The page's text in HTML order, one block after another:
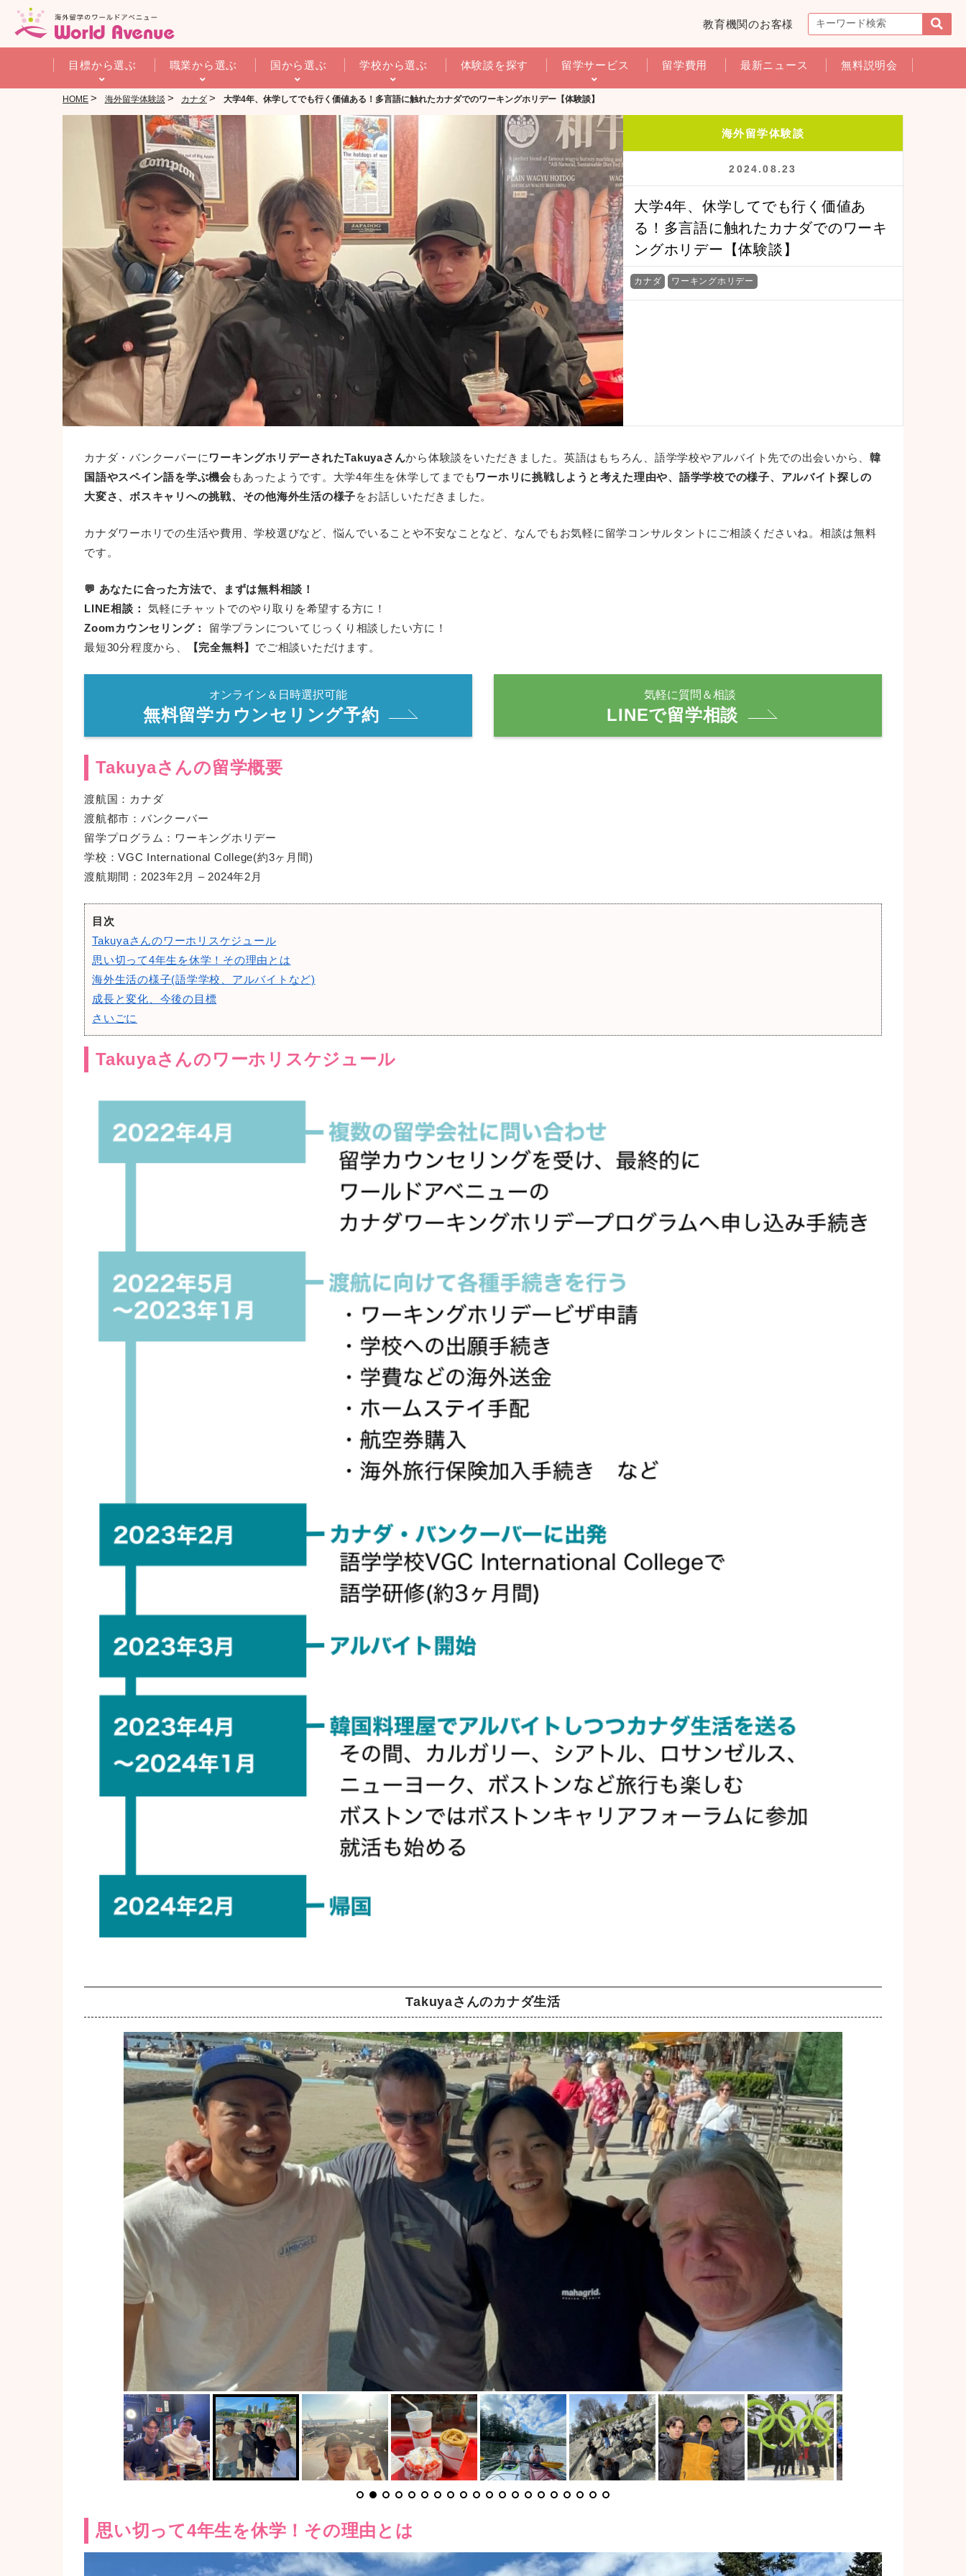
教育機関のお客様
目標から選ぶ 職業から選ぶ 国から選ぶ 学校から選ぶ 体験談を探す 留学サービス 留学費用 最新ニュース 無料説明会
HOME > 海外留学体験談 > カナダ > 大学4年、休学してでも行く価値ある！多言語に触れたカナダでのワーキングホリデー【体験談】
海外留学体験談
2024.08.23
大学4年、休学してでも行く価値あ
る！多言語に触れたカナダでのワーキ
ングホリデー【体験談】
カナダ ワーキングホリデー
カナダ・バンクーバーに ワーキングホリデーされたTakuyaさんから体験談をいただきました。英語はもちろん、語学学校やアルバイト先での出会いから、 韓
国語やスペイン語を学ぶ機会 もあったようです。大学4年生を休学してまでも ワーホリに挑戦しようと考えた理由や、語学学校での様子、アルバイト探しの
大変さ、ボスキャリへの挑戦、その他海外生活の様子をお話しいただきました。
カナダワーホリでの生活や費用、学校選びなど、悩んでいることや不安なことなど、なんでもお気軽に留学コンサルタントにご相談くださいね。相談は無料
です。
💬 あなたに合った方法で、まずは無料相談！
LINE相談：
気軽にチャットでのやり取りを希望する方に！
Zoomカウンセリング：
留学プランについてじっくり相談したい方に！
最短30分程度から、
【完全無料】 でご相談いただけます。
オンライン＆日時選択可能
無料留学カウンセリング予約
気軽に質問＆相談
LINEで留学相談
Takuyaさんの留学概要
渡航国：カナダ
渡航都市：バンクーバー
留学プログラム：ワーキングホリデー
学校：VGC International College(約3ヶ月間)
渡航期間：2023年2月 – 2024年2月
目次
Takuyaさんのワーホリスケジュール
思い切って4年生を休学！その理由とは
海外生活の様子(語学学校、アルバイトなど)
成長と変化、今後の目標
さいごに
Takuyaさんのワーホリスケジュール
Takuyaさんのカナダ生活
思い切って4年生を休学！その理由とは